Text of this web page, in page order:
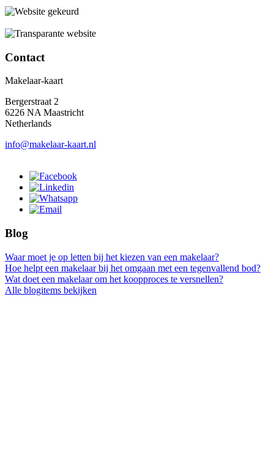
Contact
Makelaar-kaart
Bergerstraat 2
6226 NA Maastricht
Netherlands
info@makelaar-kaart.nl
Blog
Waar moet je op letten bij het kiezen van een makelaar?
Hoe helpt een makelaar bij het omgaan met een tegenvallend bod?
Wat doet een makelaar om het koopproces te versnellen?
Alle blogitems bekijken